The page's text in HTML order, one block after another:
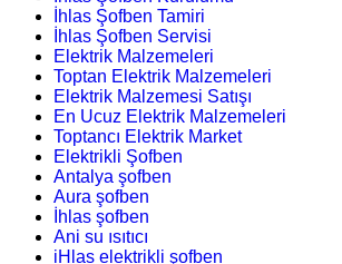
İhlas Şofben Tamiri
İhlas Şofben Servisi
Elektrik Malzemeleri
Toptan Elektrik Malzemeleri
Elektrik Malzemesi Satışı
En Ucuz Elektrik Malzemeleri
Toptancı Elektrik Market
Elektrikli Şofben
Antalya şofben
Aura şofben
İhlas şofben
Ani su ısıtıcı
iHlas elektrikli şofben